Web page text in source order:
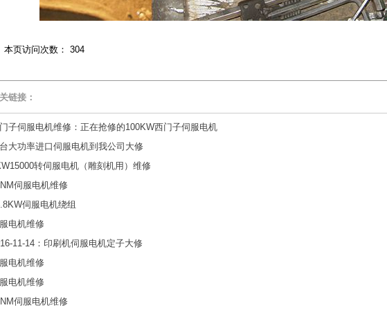
本页访问次数： 304
链接：
子伺服电机维修：正在抢修的100KW西门子伺服电机
大功率进口伺服电机到我公司大修
转伺服电机（雕刻机用）维修
伺服电机维修
伺服电机绕组
电机维修
11-14：印刷机伺服电机定子大修
电机维修
电机维修
伺服电机维修